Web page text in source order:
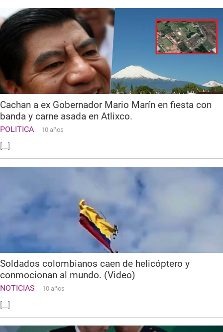
Cachan a ex Gobernador Mario Marín en fiesta con
banda y carne asada en Atlixco.
POLITICA 10 años
[...]
Soldados colombianos caen de helicóptero y
conmocionan al mundo. (Video)
NOTICIAS 10 años
[...]